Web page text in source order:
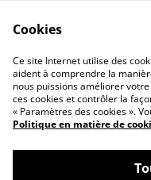
Contact
Politique de
Cookies
Ce site Internet utilise des
aident à comprendre la
nous puissions améliorer
ces cookies et contrôler la
« Paramètres des cookies ».
Politique en matière de